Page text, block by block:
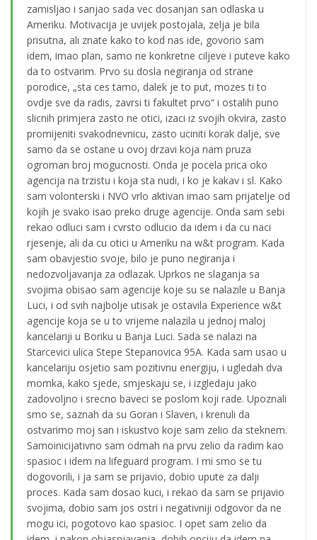
zamisljao i sanjao sada vec dosanjan san odlaska u
Ameriku. Motivacija je uvijek postojala, zelja je bila
prisutna, ali znate kako to kod nas ide, govorio sam
idem, imao plan, samo ne konkretne ciljeve i puteve kako
da to ostvarim. Prvo su dosla negiranja od strane
porodice, „sta ces tamo, dalek je to put, mozes ti to
ovdje sve da radis, zavrsi ti fakultet prvo“ i ostalih puno
slicnih primjera zasto ne otici, izaci iz svojih okvira, zasto
promijeniti svakodnevnicu, zasto uciniti korak dalje, sve
samo da se ostane u ovoj drzavi koja nam pruza
ogroman broj mogucnosti. Onda je pocela prica oko
agencija na trzistu i koja sta nudi, i ko je kakav i sl. Kako
sam volonterski i NVO vrlo aktivan imao sam prijatelje od
kojih je svako isao preko druge agencije. Onda sam sebi
rekao odluci sam i cvrsto odlucio da idem i da cu naci
rjesenje, ali da cu otici u Ameriku na w&t program. Kada
sam obavjestio svoje, bilo je puno negiranja i
nedozvoljavanja za odlazak. Uprkos ne slaganja sa
svojima obisao sam agencije koje su se nalazile u Banja
Luci, i od svih najbolje utisak je ostavila Experience w&t
agencije koja se u to vrijeme nalazila u jednoj maloj
kancelariji u Boriku u Banja Luci. Sada se nalazi na
Starcevici ulica Stepe Stepanovica 95A. Kada sam usao u
kancelariju osjetio sam pozitivnu energiju, i ugledah dva
momka, kako sjede, smjeskaju se, i izgledaju jako
zadovoljno i srecno baveci se poslom koji rade. Upoznali
smo se, saznah da su Goran i Slaven, i krenuli da
ostvarimo moj san i iskustvo koje sam zelio da steknem.
Samoinicijativno sam odmah na prvu zelio da radim kao
spasioc i idem na lifeguard program. I mi smo se tu
dogovorili, i ja sam se prijavio, dobio upute za dalji
proces. Kada sam dosao kuci, i rekao da sam se prijavio
svojima, dobio sam jos ostri i negativniji odgovor da ne
mogu ici, pogotovo kao spasioc. I opet sam zelio da